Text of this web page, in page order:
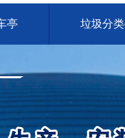
亭 垃圾分